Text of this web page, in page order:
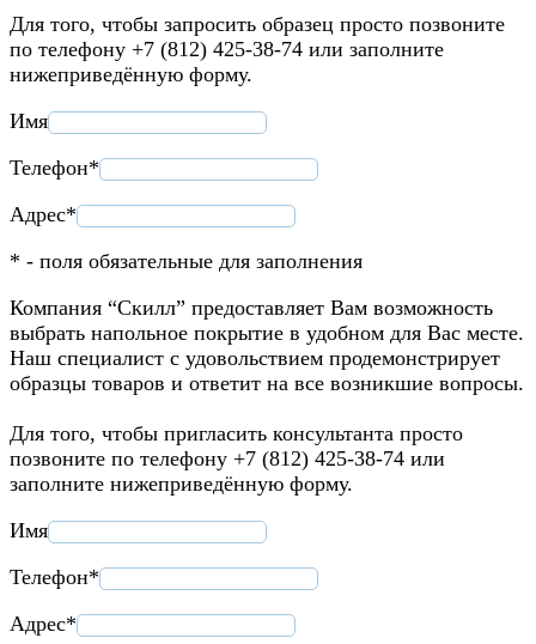
Для того, чтобы запросить образец просто позвоните
по телефону +7 (812) 425-38-74 или заполните
нижеприведённую форму.
Имя
Телефон*
Адрес*
* - поля обязательные для заполнения
Компания “Скилл” предоставляет Вам возможность
выбрать напольное покрытие в удобном для Вас месте.
Наш специалист с удовольствием продемонстрирует
образцы товаров и ответит на все возникшие вопросы.
Для того, чтобы пригласить консультанта просто
позвоните по телефону +7 (812) 425-38-74 или
заполните нижеприведённую форму.
Имя
Телефон*
Адрес*